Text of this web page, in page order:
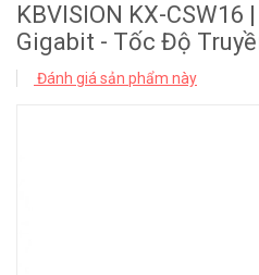
KBVISION KX-CSW16
Gigabit - Tốc Độ
Đánh giá sản phẩm này